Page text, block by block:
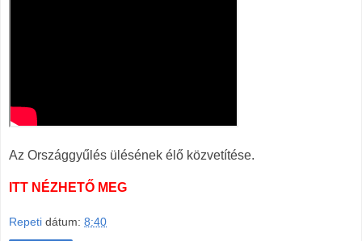
Az Országgyűlés ülésének élő közvetítése.
ITT NÉZHETŐ MEG
Repeti dátum: 8:40